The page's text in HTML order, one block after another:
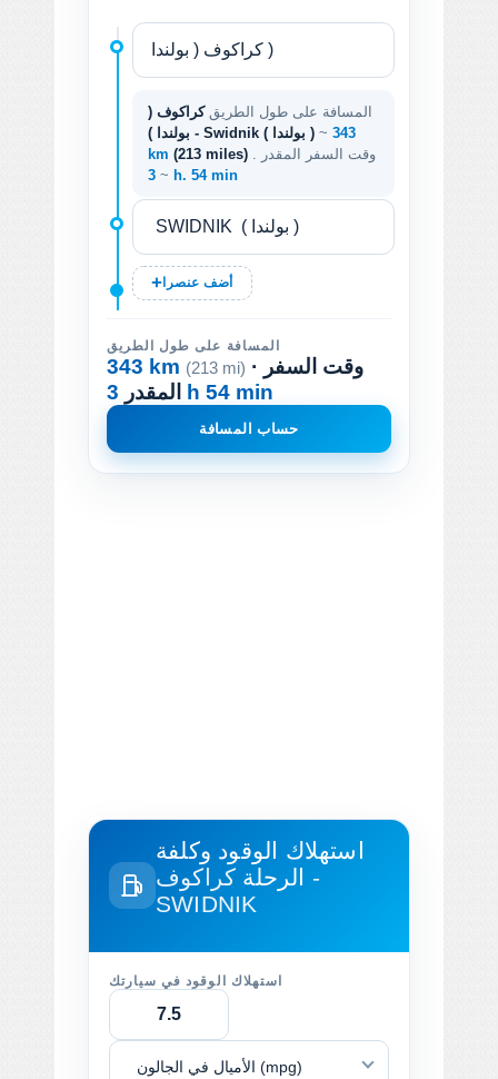
المسافة على طول الطريقكراكوف (
بولندا ) - Swidnik ( بولندا ) ~ 343
km (213 miles)
~ 3 h. 54 min
أضف عنصرا
المسافة على طول الطريق
343 km (213 mi) · وقت السفر
المقدر 3 h 54 min
حساب المسافة
استهلاك الوقود وكلفة
الرحلة كراكوف -
SWIDNIK
استهلاك الوقود في سيارتك
الأميال في الجالون (mpg)